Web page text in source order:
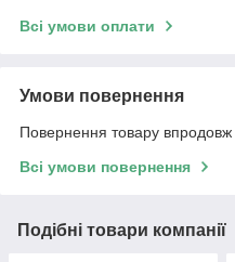
Всі умови оплати
Умови повернення
Повернення товару впродовж
Всі умови повернення
Подібні товари компанії